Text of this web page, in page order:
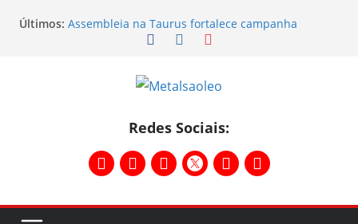
Últimos: Assembleia na Taurus fortalece campanha
salarial e mostra a força da categoria que exige
Nota de repúdio
Conselho Diretivo da CNM/CUT debate indústria e
Temporal destelha Ginásio Bigornão
Assembleia na Taurus – Campanha salarial
2026/2027
Redes Sociais: